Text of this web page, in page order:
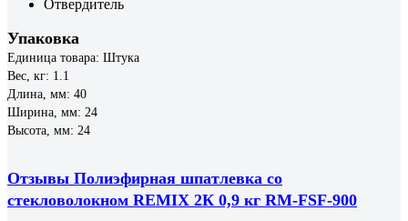
Отвердитель
Упаковка
Единица товара: Штука
Вес, кг: 1.1
Длина, мм: 40
Ширина, мм: 24
Высота, мм: 24
Отзывы Полиэфирная шпатлевка со
стекловолокном REMIX 2К 0,9 кг RM-FSF-900